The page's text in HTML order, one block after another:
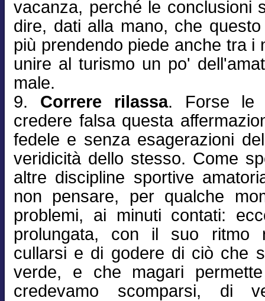
vacanza, perché le conclusioni
dire, dati alla mano, che
più prendendo piede anche tra i
unire al turismo un po'
male.
9. Correre rilassa. Forse le
credere falsa questa
fedele e senza esagerazioni
veridicità dello stesso. Come
altre discipline sportive
non pensare, per qualche
problemi, ai minuti contati:
prolungata, con il suo ritmo
cullarsi e di godere di ciò che
verde, e che magari
credevamo scomparsi, di